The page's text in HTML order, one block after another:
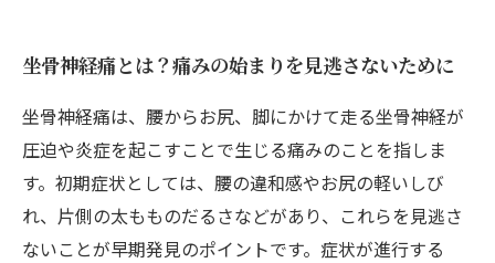
早期発見と自宅でできる予防策で坐骨神経痛を
防ぐ
坐骨神経痛に悩むあなたへ：整体で安心できる
治療を選ぶ理由
痛みを諦めないために知るべき坐骨神経痛の早
期対策と整体の真実
坐骨神経痛とは？痛みの始まりを見逃さないために
坐骨神経痛は、腰からお尻、脚にかけて走る坐骨神経が
圧迫や炎症を起こすことで生じる痛みのことを指しま
す。初期症状としては、腰の違和感やお尻の軽いしび
れ、片側の太もものだるさなどがあり、これらを見逃さ
ないことが早期発見のポイントです。症状が進行する